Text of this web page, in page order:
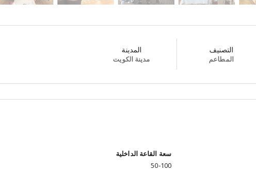
التصنيف
المطاعم
المدينة
مدينة الكويت
سعة القاعة الداخلية
50-100